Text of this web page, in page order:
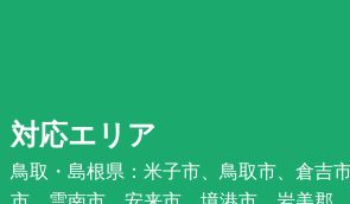
対応エリア
鳥取・島根県：米子市、鳥取市、倉吉